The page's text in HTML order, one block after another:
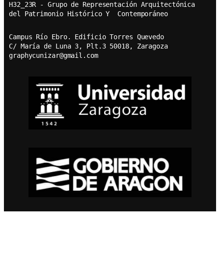
H32_23R - Grupo de Representación Arquitectónica
del Patrimonio Histórico Y  Contemporáneo
Campus Río Ebro. Edificio Torres Quevedo
C/ María de Luna 3, Plt.3 50018, Zaragoza
graphycunizar@gmail.com